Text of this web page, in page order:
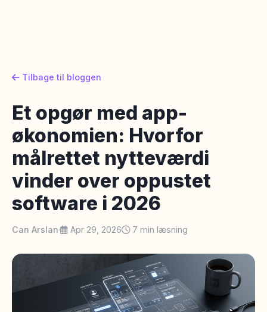
Tilbage til bloggen
Et opgør med app-
økonomien: Hvorfor
målrettet nytteværdi
vinder over oppustet
software i 2026
Can Arslan· Apr 29, 2026 7 min læsning